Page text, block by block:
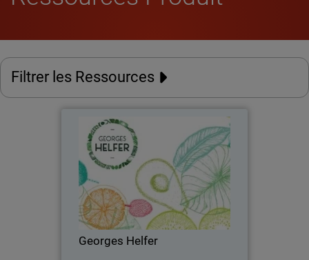
Filtrer les Ressources
Georges Helfer
Georges Helfer
Georges Helfer modernise son IT et
renforce sa cybersécurité avec
WatchGuard.